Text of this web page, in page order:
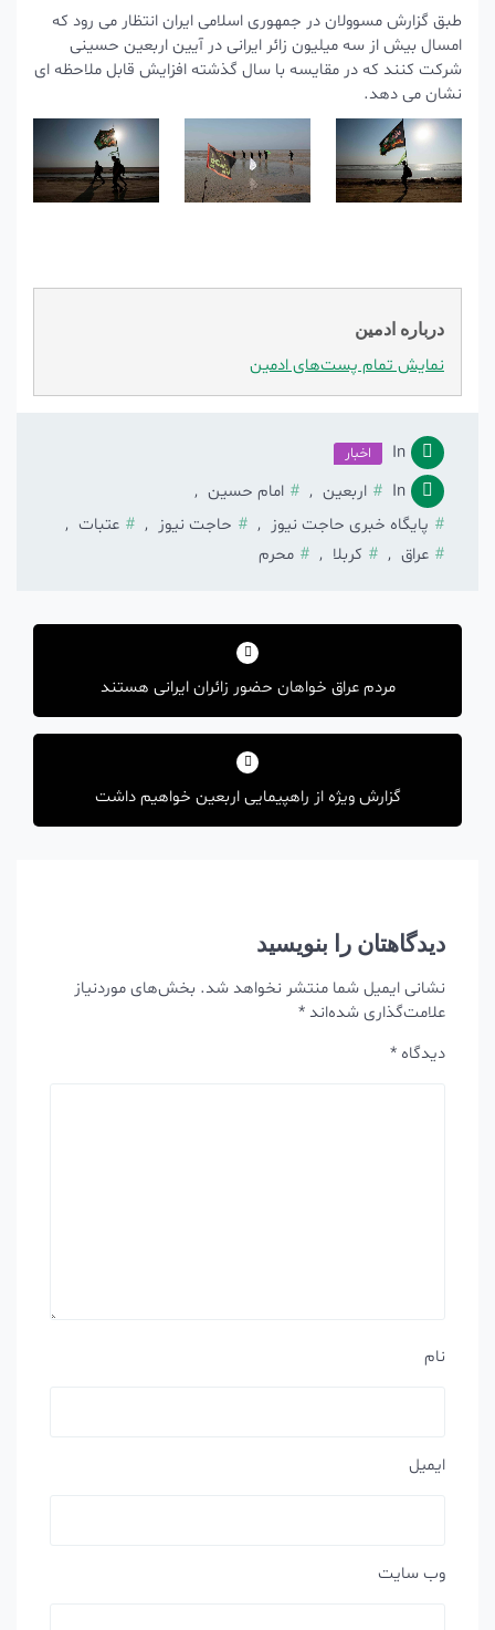
طبق گزارش مسوولان در جمهوری اسلامی ایران انتظار می رود که
امسال بیش از سه میلیون زائر ایرانی در آیین اربعین حسینی
شرکت کنند که در مقایسه با سال گذشته افزایش قابل ملاحظه ای
نشان می دهد.
درباره ادمین
نمایش تمام پست‌های ادمین
In اخبار
In اربعین , امام حسین ,
پایگاه خبری حاجت نیوز , حاجت نیوز , عتبات ,
عراق , کربلا , محرم
راهبری
مردم عراق خواهان حضور زائران ایرانی هستند
گزارش ویژه از راهپیمایی اربعین خواهیم داشت
دیدگاهتان را بنویسید
نشانی ایمیل شما منتشر نخواهد شد. بخش‌های موردنیاز
علامت‌گذاری شده‌اند*
دیدگاه *
نام
ایمیل
وب‌ سایت